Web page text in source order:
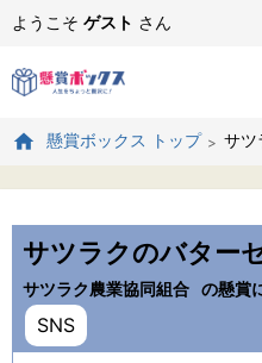
ようこそ ゲスト さん
懸賞ボックス トップ サツ
サツラクのバター
サツラク農業協同組合 の懸賞
SNS